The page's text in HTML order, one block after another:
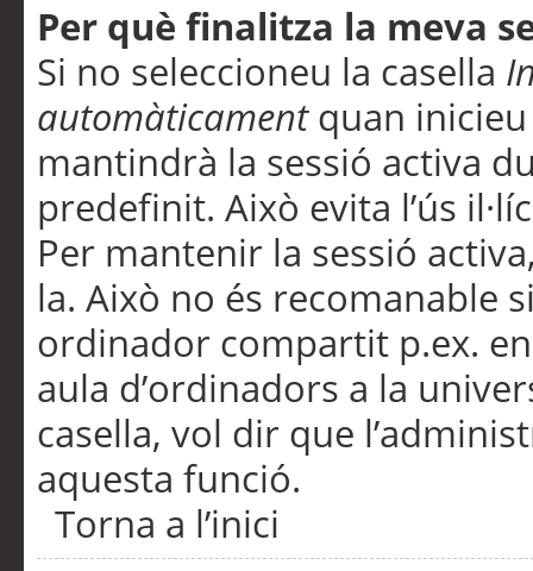
Per què finalitza la meva
Si no seleccioneu la casella
automàticamentquan inicieu
mantindrà la sessió activa
predefinit. Això evita l’ús
Per mantenir la sessió
la. Això no és recomanable
ordinador compartit p.ex.
aula d’ordinadors a la
casella, vol dir que
aquesta funció.
Torna a l’inici